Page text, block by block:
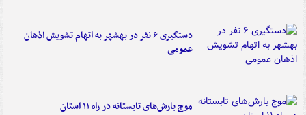
دستگیری ۶ نفر در بهشهر به اتهام تشویش اذهان
عمومی
موج بارش‌های تابستانه در راه ۱۱ استان